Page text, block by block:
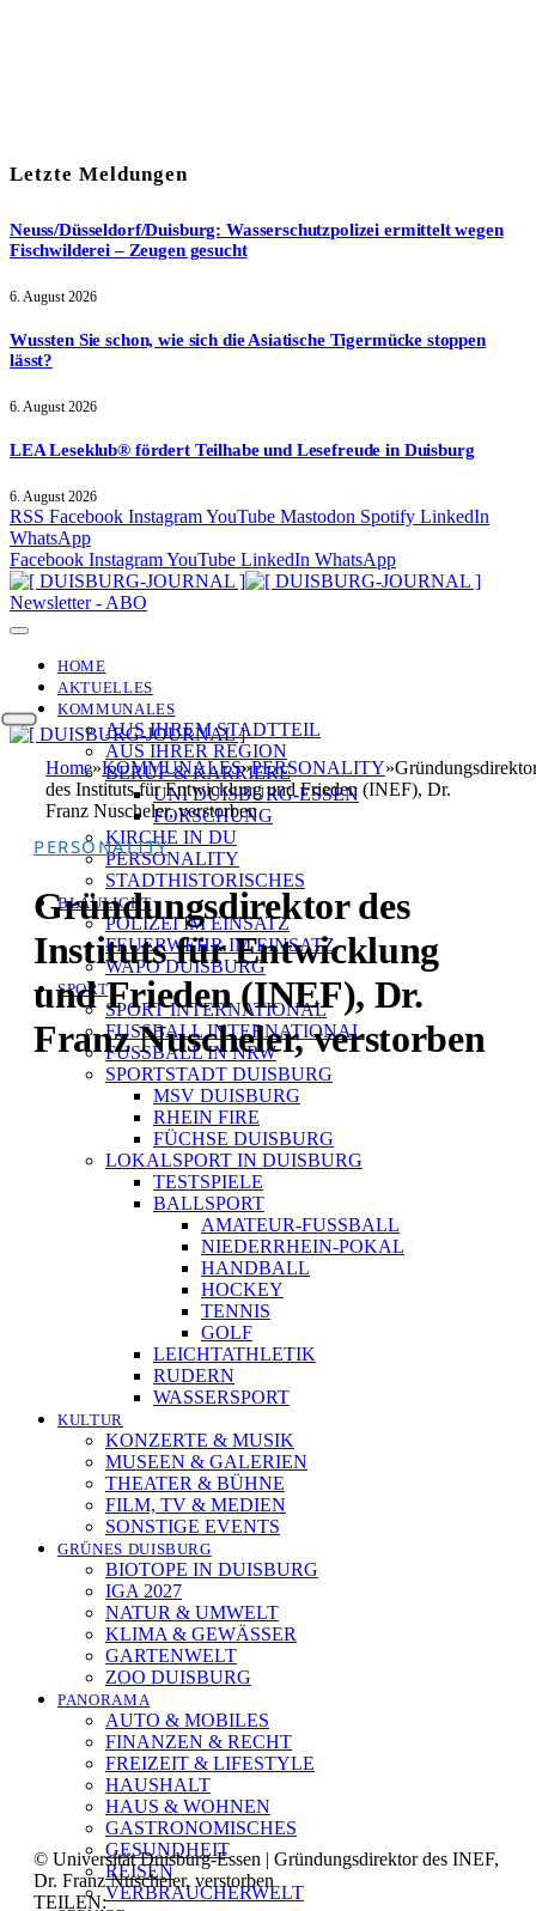
Letzte Meldungen
Neuss/Düsseldorf/Duisburg: Wasserschutzpolizei ermittelt wegen
Fischwilderei – Zeugen gesucht
6. August 2026
Wussten Sie schon, wie sich die Asiatische Tigermücke stoppen
lässt?
6. August 2026
LEA Leseklub® fördert Teilhabe und Lesefreude in Duisburg
6. August 2026
RSS Facebook InstagramYouTube Mastodon Spotify LinkedIn
WhatsApp
Facebook InstagramYouTube LinkedIn WhatsApp
Newsletter - ABO
HOME
AKTUELLES
KOMMUNALES
AUS IHREM STADTTEIL
AUS IHRER REGION
BERUF & KARRIERE
UNI DUISBURG-ESSEN
FORSCHUNG
KIRCHE IN DU
PERSONALITY
STADTHISTORISCHES
BLAULICHT
POLIZEI IM EINSATZ
FEUERWEHR IM EINSATZ
WAPO DUISBURG
SPORT
SPORT INTERNATIONAL
FUSSBALL INTERNATIONAL
FUSSBALL IN NRW
SPORTSTADT DUISBURG
MSV DUISBURG
RHEIN FIRE
FÜCHSE DUISBURG
LOKALSPORT IN DUISBURG
TESTSPIELE
BALLSPORT
AMATEUR-FUSSBALL
NIEDERRHEIN-POKAL
HANDBALL
HOCKEY
TENNIS
GOLF
LEICHTATHLETIK
RUDERN
WASSERSPORT
KULTUR
KONZERTE & MUSIK
MUSEEN & GALERIEN
THEATER & BÜHNE
FILM, TV & MEDIEN
SONSTIGE EVENTS
GRÜNES DUISBURG
BIOTOPE IN DUISBURG
IGA 2027
NATUR & UMWELT
KLIMA & GEWÄSSER
GARTENWELT
ZOO DUISBURG
PANORAMA
AUTO & MOBILES
FINANZEN & RECHT
FREIZEIT & LIFESTYLE
HAUSHALT
HAUS & WOHNEN
GASTRONOMISCHES
GESUNDHEIT
REISEN
VERBRAUCHERWELT
Home»KOMMUNALES»PERSONALITY»
des Instituts für Entwicklung und Frieden (INEF), Dr.
Franz Nuscheler, verstorben
PERSONALITY
Gründungsdirektor des
Instituts für Entwicklung
und Frieden (INEF), Dr.
Franz Nuscheler, verstorben
© Universität Duisburg-Essen | Gründungsdirektor des INEF,
Dr. Franz Nuscheler, verstorben
TEILEN: